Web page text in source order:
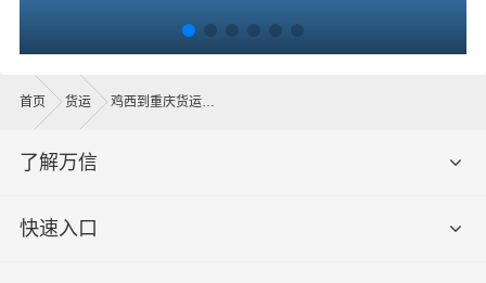
首页 货运 鸡西到重庆货运公司
了解万信
快速入口